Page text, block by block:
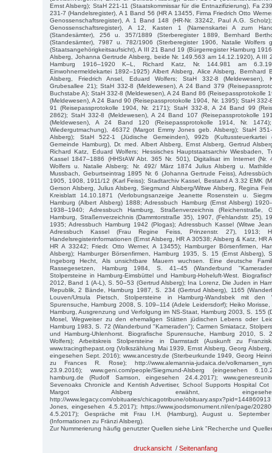
Ernst Alsberg); StaH 221-11 (Staatskommissar für die Entnazifizierung), Fa
231-7 (Handelsregister), A 1 Band 56 (HR A 13455, Firma Friedrich Otto
Genossenschaftsregister), A 1 Band 148 (HR-Nr. 33242, Paul A.G.
Genossenschaftsregister), A 12, Kasten 1 (Namenskartei A zum
(Standesämter), 256 u. 357/1889 (Sterberegister 1889, Bernhard
(Standesämter), 7987 u. 782/1906 (Sterberegister 1906, Natalie Wolfers
(Staatsangehörigkeitsaufsicht), A III 21 Band 19 (Bürgerregister Hamburg
Alsberg, Johanna Gertrude Alsberg, beide Nr. 149.563 am 14.12.1920), A III
Hamburg 1916–1920 K–L, Richard Katz, Nr. 144.981 am
Einwohnermeldekartei 1892–1925) Albert Alsberg, Alice Alsberg, Bernhard
Alsberg, Friedrich Ansel, Eduard Wolfers; StaH 332-8 (Meldewesen),
Grubesallee 21); StaH 332-8 (Meldewesen), A 24 Band 379
Buchstabe A); StaH 332-8 (Meldewesen), A 24 Band 86 (Reisepassprotokolle
(Meldewesen), A 24 Band 90 (Reisepassprotokolle 1904, Nr. 1395); StaH
91 (Reisepassprotokolle 1904, Nr. 2171); StaH 332-8, A 24 Band 99
2862); StaH 332-8 (Meldewesen), A 24 Band 107 (Reisepassprotokolle
(Meldewesen), A 24 Band 120 (Reisepassprotokolle 1914, Nr.
Wiedergutmachung), 46372 (Margot Emmy Jones geb. Alsberg); StaH
Alsberg); StaH 522-1 (Jüdische Gemeinden), 992b (Kultussteuerkartei
Gemeinde Hamburg), Dr. med. Albert Alsberg, Ernst Alsberg, Gertrud
Richard Katz, Eduard Wolfers; Hessisches Hauptstaatsarchiv Wiesbaden,
Kassel 1847–1886 (HHStAW Abt. 365 Nr. 501), Digitalisat im Internet (Nr.
Wolfers u. Natalie Alsberg; Nr. 492/ März 1874 Julius Alsberg u.
Mussbach, Geburtseintrag 1895 Nr. 6 (Johanna Gertrude Feiss),
1905, 1908, 1911/12 (Karl Feiss); Stadtarchiv Kassel, Bestand A 3.32 EMK
Gerson Alsberg, Julius Alsberg, Siegmund Alsberg/Witwe Alsberg, Regina
Kreisblatt 14.10.1871 (Verlobungsanzeige Jeanette Rosenstein u.
Hamburg (Albert Alsberg) 1888; Adressbuch Hamburg (Ernst Alsberg)
1938–1940; Adressbuch Hamburg, Straßenverzeichnis (Reichenstraße,
Hamburg, Straßenverzeichnis (Dammtorstraße 35), 1907, (Fehlandstr. 25),
1935; Adressbuch Hamburg 1942 (Plogas); Adressbuch Kassel (Witwe
Adressbuch Kassel (Frau Regine Feiss, Prinzenstr. 27), 1913;
Handelsregisterinformationen (Ernst Alsberg, HR A 30538; Alsberg & Katz, HR
HR A 33242; Friedr. Otto Werner, A 13455); Hamburger Börsenfirmen,
Alsberg); Hamburger Börsenfirmen, Hamburg 1935, S. 15 (Ernst Alsberg),
Ingeborg Hecht, Als unsichtbare Mauern wuchsen. Eine deutsche
Rassegesetzen, Hamburg 1984, S. 41–45 (Wanderbund
Stolpersteine in Hamburg-Eimsbüttel und Hamburg-Hoheluft-West.
2012, Band 1 (A-L), S. 50–53 (Gertrud Alsberg); Ina Lorenz, Die Juden in
Republik, 2 Bände, Hamburg 1987, S. 234 (Gertrud Alsberg), 1165
Louven/Ursula Pietsch, Stolpersteine in Hamburg-Wandsbek mit den
Spurensuche, Hamburg 2008, S. 109–114 (Adele Leidersdorf); Heiko
Hamburg, Ausgrenzung und Verfolgung im NS-Staat, Hamburg 2003, S. 155
Mosel, Wegweiser zu den ehemaligen Stätten jüdischen Lebens oder
Hamburg 1983, S. 72 (Wanderbund "Kameraden"); Carmen Smiatacz,
und Hamburg-Uhlenhorst. Biografische Spurensuche, Hamburg 2010, S.
Wolfers); Arbeitskreis Stolpersteine in Darmstadt (Auskunft zu
www.tracingthepast.org (Volkszählung Mai 1939, Ernst Alsberg, Georg
eingesehen Sept. 2016); www.ancestry.de (Sterbeurkunde 1949, Georg
zu Frances R. Rose); http://www.alemannia-judaica.de/
23.9.2016); www.geni.com/people/Siegmund-Alsberg (eingesehen
hamburg.de (Rudolf Samson, eingesehen 24.4.2017);
Sevenoaks Chronicle and Kentish Advertiser, School Supports Hospital
Margot Alsberg erwähnt,
http://www.legacy.com/obituaries/chicagotribune/
Jones, eingesehen 4.5.2017); https://www.joodsmonument.nl/en/page/
4.5.2017); Gespräche mit Frau I.H. (Hamburg), August u.
(Informationen zu Fränzi Alsberg).
Zur Nummerierung häufig genutzter Quellen siehe Link "Recherche und
druckansicht / Seitenanfang